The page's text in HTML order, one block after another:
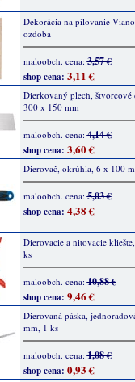
Dekorácia na pílovanie
ozdoba
maloobch. cena:3,57 €
shop cena: 3,11 €
Dierkovaný plech, štvorcové
300 x 150 mm
maloobch. cena:4,14 €
shop cena: 3,60 €
Dierovač, okrúhla, 6 x 100
maloobch. cena:5,03 €
shop cena: 4,38 €
Dierovacie a nitovacie
ks
maloobch. cena:10,88 €
shop cena: 9,46 €
Dierovaná páska,
mm, 1 ks
maloobch. cena:1,08 €
shop cena: 0,93 €